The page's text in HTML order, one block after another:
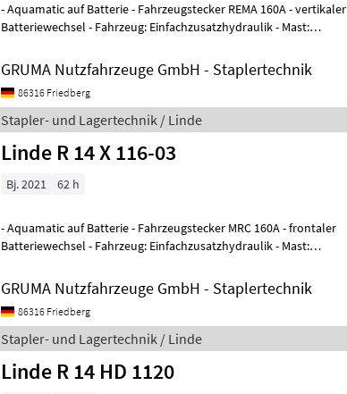
- Aquamatic auf Batterie - Fahrzeugstecker REMA 160A - vertikaler
Batteriewechsel - Fahrzeug: Einfachzusatzhydraulik - Mast:
GRUMA Nutzfahrzeuge GmbH - Staplertechnik
86316 Friedberg
Stapler- und Lagertechnik / Linde
Linde R 14 X 116-03
Bj. 2021 62 h
- Aquamatic auf Batterie - Fahrzeugstecker MRC 160A - frontaler
Batteriewechsel - Fahrzeug: Einfachzusatzhydraulik - Mast:
GRUMA Nutzfahrzeuge GmbH - Staplertechnik
86316 Friedberg
Stapler- und Lagertechnik / Linde
Linde R 14 HD 1120